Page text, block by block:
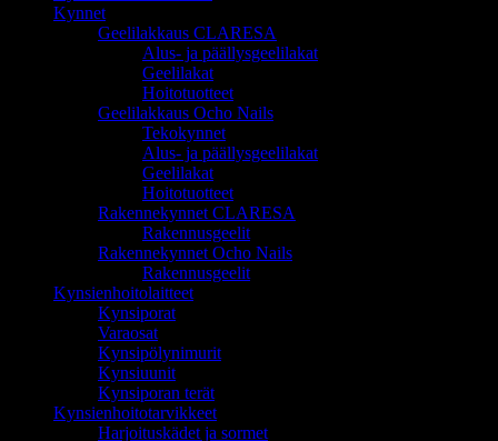
Kynnet
Geelilakkaus CLARESA
Alus- ja päällysgeelilakat
Geelilakat
Hoitotuotteet
Geelilakkaus Ocho Nails
Tekokynnet
Alus- ja päällysgeelilakat
Geelilakat
Hoitotuotteet
Rakennekynnet CLARESA
Rakennusgeelit
Rakennekynnet Ocho Nails
Rakennusgeelit
Kynsienhoitolaitteet
Kynsiporat
Varaosat
Kynsipölynimurit
Kynsiuunit
Kynsiporan terät
Kynsienhoitotarvikkeet
Harjoituskädet ja sormet